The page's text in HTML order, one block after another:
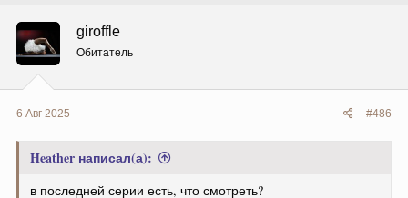
ц
и
:
giroffle
Обитатель
6 Авг 2025 #486
Heather написал(а):
в последней серии есть, что смотреть?